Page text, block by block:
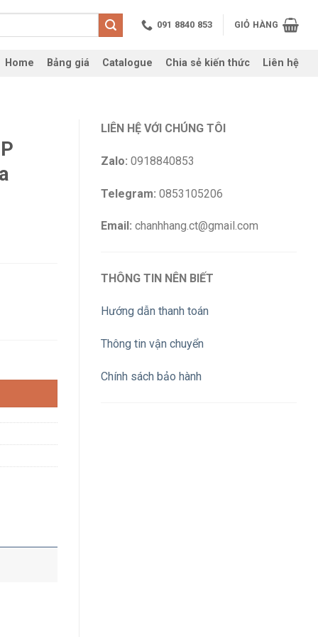
091 8840 853 GIỎ HÀNG
Home Bảng giá Catalogue Chia sẻ kiến thức Liên hệ
LIÊN HỆ VỚI CHÚNG TÔI
Zalo: 0918840853
Telegram: 0853105206
Email: chanhhang.ct@gmail.com
THÔNG TIN NÊN BIẾT
Hướng dẫn thanh toán
Thông tin vận chuyển
Chính sách bảo hành